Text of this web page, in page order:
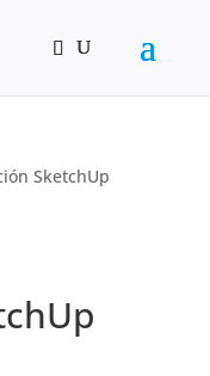
SketchUp